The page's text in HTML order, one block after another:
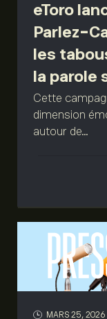
eToro
Parlez-
les
la parole
Cette
dimension
autour de...
MARS 25, 2026